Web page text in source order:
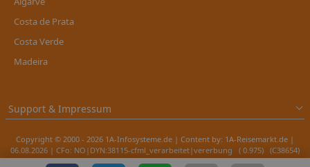
Costa de Prata
Costa Verde
Madeira
Support & Impressum
Copyright © 2000 - 2026 1A-Infosysteme.de | Content by: 1A-Reisemarkt.de |
06.08.2026 | CFo: NO|DYN:38115-cfml_verarbeitet|vererbung ( 0.975) (C38654)